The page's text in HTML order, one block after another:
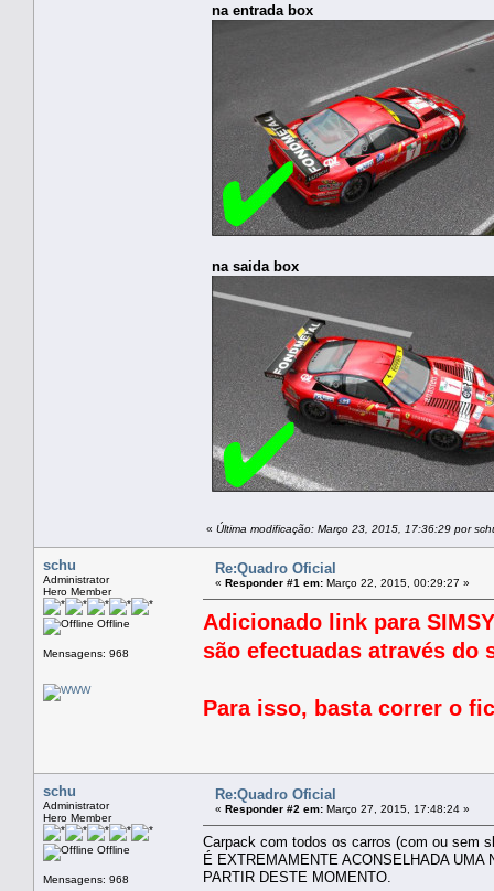
na entrada box
na saida box
« Última modificação: Março 23, 2015, 17:36:29 por
schu
Administrator
Hero Member
Offline
Mensagens: 968
Re:Quadro Oficial
« Responder #1 em: Março 22, 2015, 00:29:27 »
Adicionado link para
são efectuadas através do
Para isso, basta correr o
schu
Administrator
Hero Member
Offline
Mensagens: 968
Re:Quadro Oficial
« Responder #2 em: Março 27, 2015, 17:48:24 »
Carpack com todos os carros (com ou sem
É EXTREMAMENTE ACONSELHADA UMA
PARTIR DESTE MOMENTO.